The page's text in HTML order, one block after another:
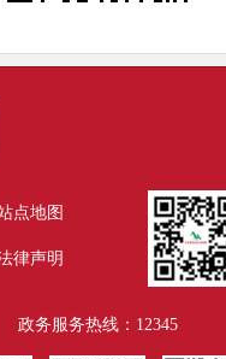
点地图
律声明
政务服务热线：12345